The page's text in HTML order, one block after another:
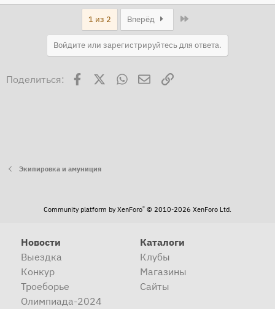
1 из 2 Вперёд
Войдите или зарегистрируйтесь для ответа.
Поделиться: Facebook WhatsAppЭлектронная почта
Ссылка
Экипировка и амуниция
Community platform by XenForo® © 2010-2026 XenForo Ltd.
Новости
Выездка
Конкур
Троеборье
Олимпиада-2024
Каталоги
Клубы
Магазины
Сайты